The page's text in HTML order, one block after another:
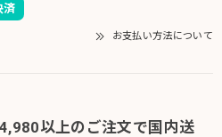
済
お支払い方法について
以上のご注文で国内送